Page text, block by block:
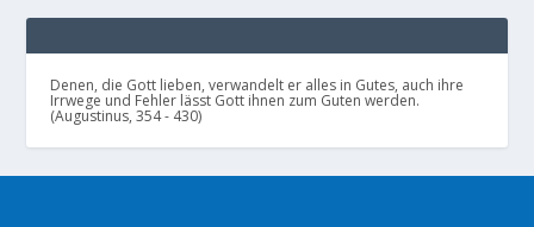
Denen, die Gott lieben, verwandelt er alles in Gutes, auch ihre
Irrwege und Fehler lässt Gott ihnen zum Guten werden.
(Augustinus, 354 - 430)